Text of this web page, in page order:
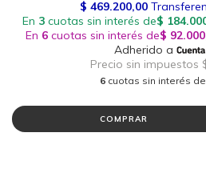
6 cuotas sin interés de
COMPRAR